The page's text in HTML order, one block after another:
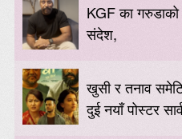
KGF का गरुडाको
संदेश,
खुसी र तनाव
दुई नयाँ पोस्टर